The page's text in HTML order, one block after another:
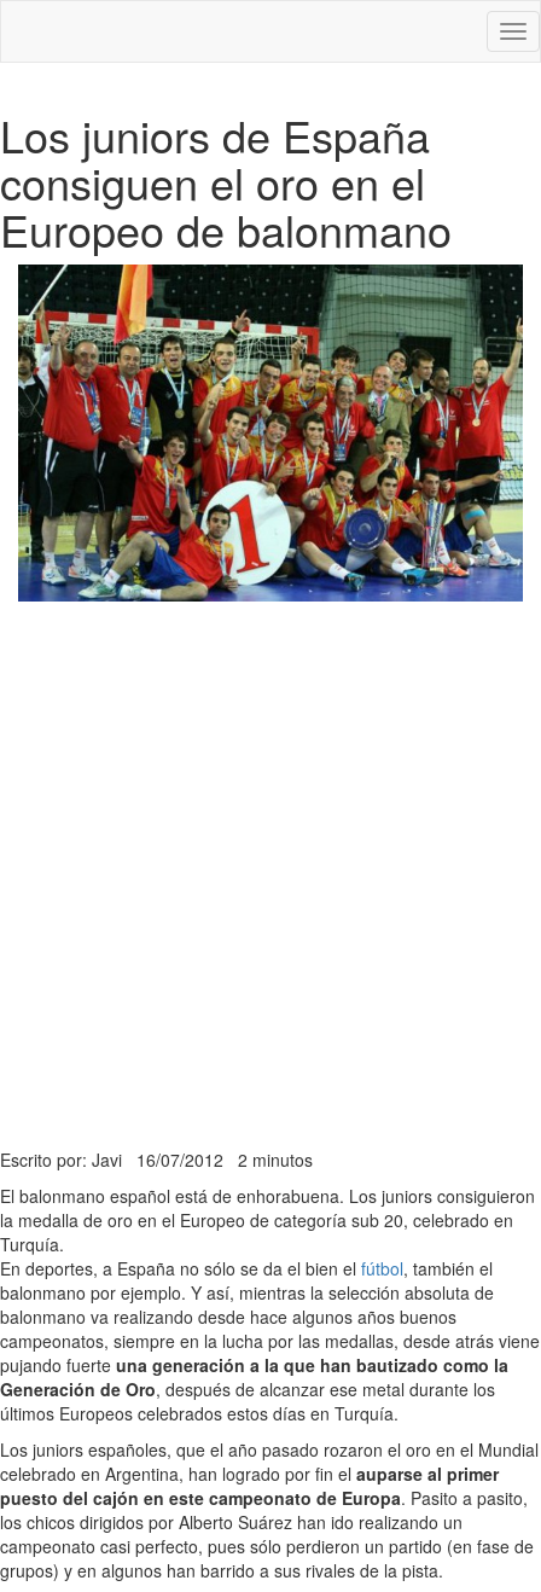
Los juniors de España
consiguen el oro en el
Europeo de balonmano
Escrito por: Javi 16/07/2012 2 minutos
El balonmano español está de enhorabuena. Los juniors consiguieron
la medalla de oro en el Europeo de categoría sub 20, celebrado en
Turquía.
En deportes, a España no sólo se da el bien el fútbol, también el
balonmano por ejemplo. Y así, mientras la selección absoluta de
balonmano va realizando desde hace algunos años buenos
campeonatos, siempre en la lucha por las medallas, desde atrás viene
pujando fuerte una generación a la que han bautizado como la
Generación de Oro, después de alcanzar ese metal durante los
últimos Europeos celebrados estos días en Turquía.
Los juniors españoles, que el año pasado rozaron el oro en el Mundial
celebrado en Argentina, han logrado por fin el auparse al primer
puesto del cajón en este campeonato de Europa. Pasito a pasito,
los chicos dirigidos por Alberto Suárez han ido realizando un
campeonato casi perfecto, pues sólo perdieron un partido (en fase de
grupos) y en algunos han barrido a sus rivales de la pista.